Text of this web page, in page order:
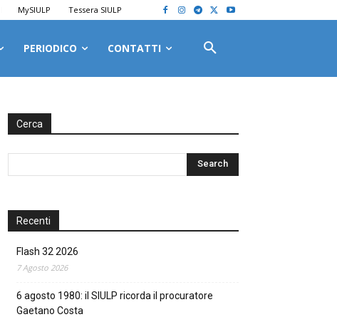
MySIULP Tessera SIULP
PERIODICO CONTATTI
Cerca
Recenti
Flash 32 2026
7 Agosto 2026
6 agosto 1980: il SIULP ricorda il procuratore
Gaetano Costa